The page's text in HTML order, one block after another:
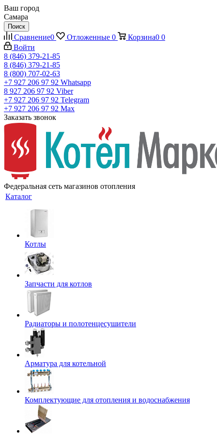
Ваш город
Самара
Поиск
Сравнение0 Отложенные 0 Корзина0 0
Войти
8 (846) 379-21-85
8 (846) 379-21-85
8 (800) 707-02-63
+7 927 206 97 92 Whatsapp
8 927 206 97 92 Viber
+7 927 206 97 92 Telegram
+7 927 206 97 92 Max
Заказать звонок
Федеральная сеть магазинов отопления
Каталог
Котлы
Запчасти для котлов
Радиаторы и полотенцесушители
Арматура для котельной
Комплектующие для отопления и водоснабжения